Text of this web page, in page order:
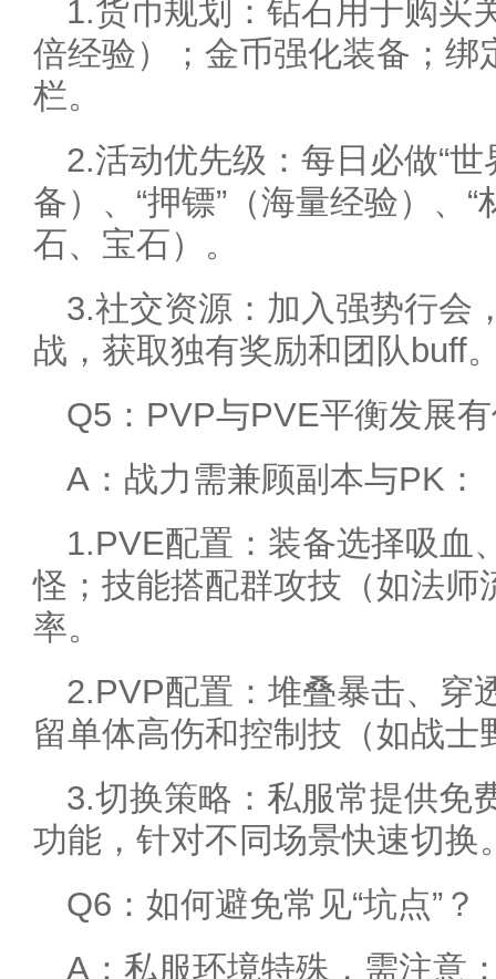
1.货币规划：钻石用于购买
倍经验）；金币强化装备；绑
栏。
2.活动优先级：每日必做“
备）、“押镖”（海量经验）、
石、宝石）。
3.社交资源：加入强势行会
战，获取独有奖励和团队buff
Q5：PVP与PVE平衡发展
A：战力需兼顾副本与PK：
1.PVE配置：装备选择吸血
怪；技能搭配群攻技（如法师
率。
2.PVP配置：堆叠暴击、穿
留单体高伤和控制技（如战士
3.切换策略：私服常提供免
功能，针对不同场景快速切换
Q6：如何避免常见“坑点”？
A：私服环境特殊，需注意